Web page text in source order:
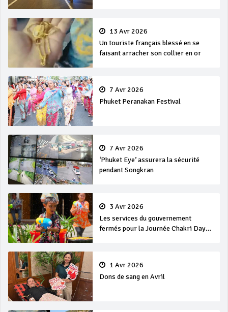
13 Avr 2026
Un touriste français blessé en se
faisant arracher son collier en or
7 Avr 2026
Phuket Peranakan Festival
7 Avr 2026
‘Phuket Eye’ assurera la sécurité
pendant Songkran
3 Avr 2026
Les services du gouvernement
fermés pour la Journée Chakri Day
1 Avr 2026
Dons de sang en Avril